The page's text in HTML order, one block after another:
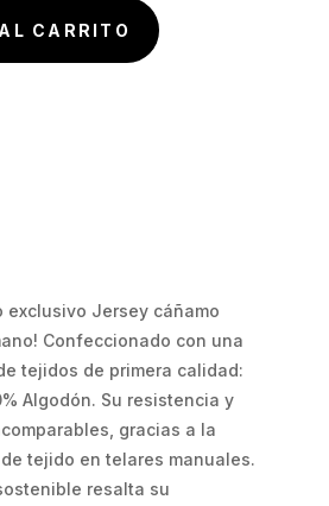
CARRITO
exclusivo Jersey cáñamo
Confeccionado con una
tejidos de primera calidad:
Algodón. Su resistencia y
gracias a la
tejido en telares manuales.
resalta su